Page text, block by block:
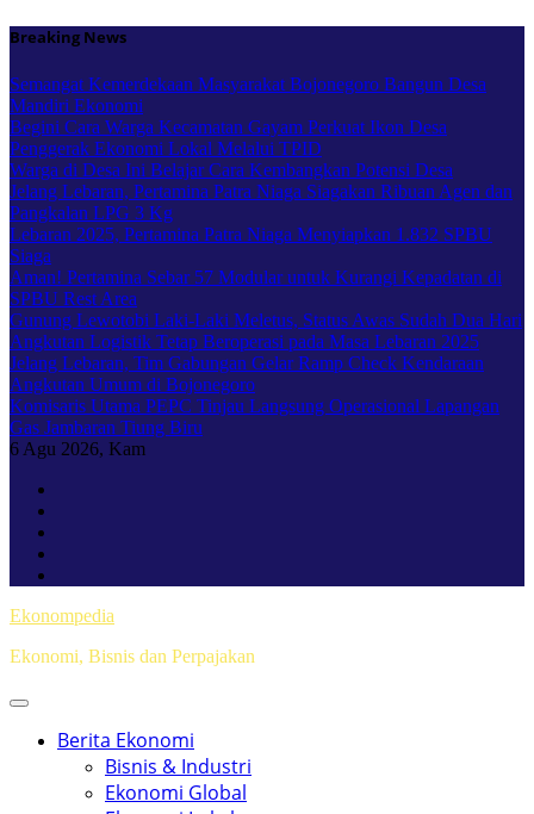
Skip
content
Breaking News
Semangat Kemerdekaan Masyarakat Bojonegoro Bangun Desa
Mandiri Ekonomi
Begini Cara Warga Kecamatan Gayam Perkuat Ikon Desa
Penggerak Ekonomi Lokal Melalui TPID
Warga di Desa Ini Belajar Cara Kembangkan Potensi Desa
Jelang Lebaran, Pertamina Patra Niaga Siagakan Ribuan Agen dan
Pangkalan LPG 3 Kg
Lebaran 2025, Pertamina Patra Niaga Menyiapkan 1.832 SPBU
Siaga
Aman! Pertamina Sebar 57 Modular untuk Kurangi Kepadatan di
SPBU Rest Area
Gunung Lewotobi Laki-Laki Meletus, Status Awas Sudah Dua Hari
Angkutan Logistik Tetap Beroperasi pada Masa Lebaran 2025
Jelang Lebaran, Tim Gabungan Gelar Ramp Check Kendaraan
Angkutan Umum di Bojonegoro
Komisaris Utama PEPC Tinjau Langsung Operasional Lapangan
Gas Jambaran Tiung Biru
6 Agu 2026, Kam
Ekonompedia
Ekonomi, Bisnis dan Perpajakan
Berita Ekonomi
Bisnis & Industri
Ekonomi Global